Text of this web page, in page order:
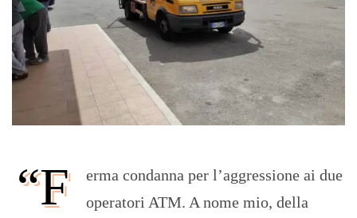
“F
erma condanna per l’aggressione ai due
operatori ATM. A nome mio, della